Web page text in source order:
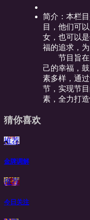
简介： 本栏
目，他们可
女，也可以
福的追求，
节目旨在
己的幸福，
素多样，通
节，实现节
素，全力打
猜你喜欢
推荐
金牌调解
推荐
今日关注